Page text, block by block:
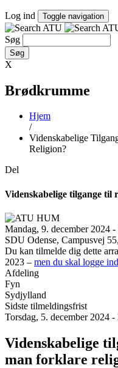
Log ind Toggle navigation
Søg
X
Brødkrumme
Hjem
/
Videnskabelige
Religion?
Del
Videnskabelige tilgange
Mandag, 9. december 2024
SDU Odense, Campusvej
Du kan tilmelde dig dette
2023 – men du skal logge
Afdeling
Fyn
Sydjylland
Sidste tilmeldingsfrist
Torsdag, 5. december 2024 -
Videnskabelige
man forklare